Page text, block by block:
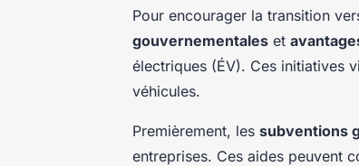
Pour encourager la transition
gouvernementales et
électriques (ÉV). Ces initiatives
véhicules.
Premièrement, les subventions
entreprises. Ces aides peuvent